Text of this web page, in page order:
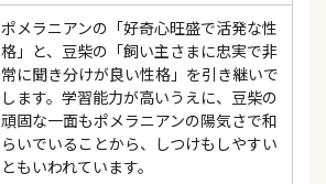
ポメラニアンの「好奇心旺盛で活発な性
格」と、豆柴の「飼い主さまに忠実で非
常に聞き分けが良い性格」を引き継いで
します。学習能力が高いうえに、豆柴の
頑固な一面もポメラニアンの陽気さで和
らいでいることから、しつけもしやすい
ともいわれています。